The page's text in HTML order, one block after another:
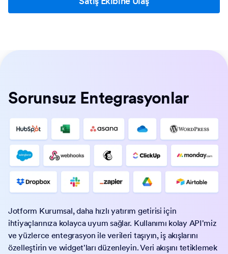
Sorunsuz Entegrasyonlar
Jotform Kurumsal, daha hızlı yatırım getirisi için
ihtiyaçlarınıza kolayca uyum sağlar. Kullanımı kolay API'miz
ve yüzlerce entegrasyon ile verileri taşıyın, iş akışlarını
özelleştirin ve widget'ları düzenleyin. Veri akışını tetiklemek